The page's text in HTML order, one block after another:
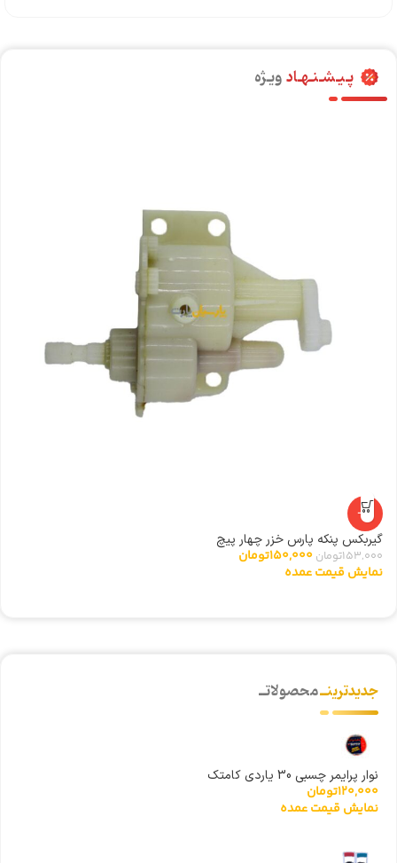
پـیـشـنـهـادویـژه
-2%
گیربکس پنکه پارس خزر چهار پیچ
153,000تومان 150,000تومان
نمایش قیمت عمده
جدیدترینــمحصولاتــ
نوار پرایمر چسبی 30 یاردی کامتک
120,000تومان
نمایش قیمت عمده